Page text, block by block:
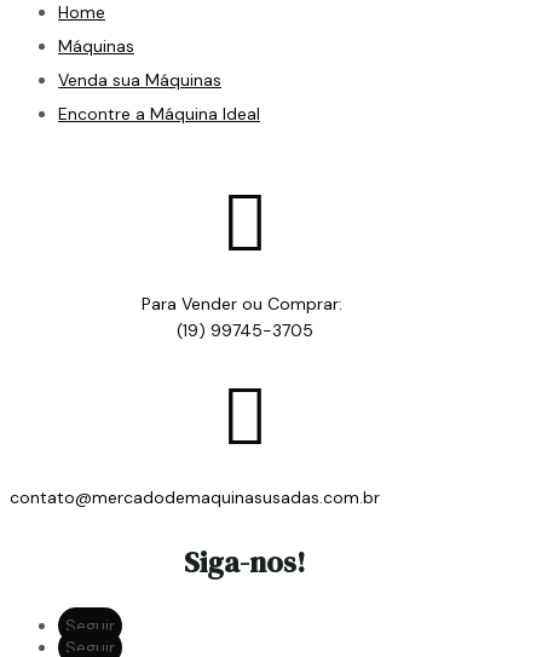
Home
Máquinas
Venda sua Máquinas
Encontre a Máquina Ideal

Para Vender ou Comprar:
(19) 99745-3705

contato@mercadodemaquinasusadas.com.br
Siga-nos!
Seguir
Seguir